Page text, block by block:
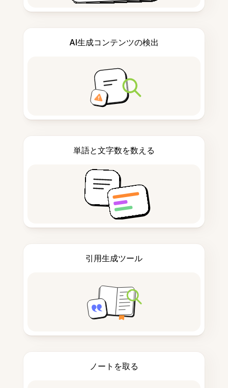
AI生成コンテンツの検出
単語と文字数を数える
引用生成ツール
ノートを取る